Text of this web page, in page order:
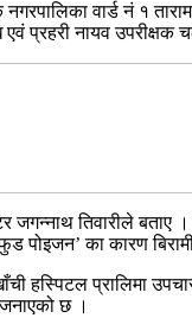
वार्ड नं १
प्रहरी नायव उपरीक्षक
जगन्नाथ तिवारीले
पोइजन’ का कारण
हस्पिटल प्रालिमा
जनाएको छ ।